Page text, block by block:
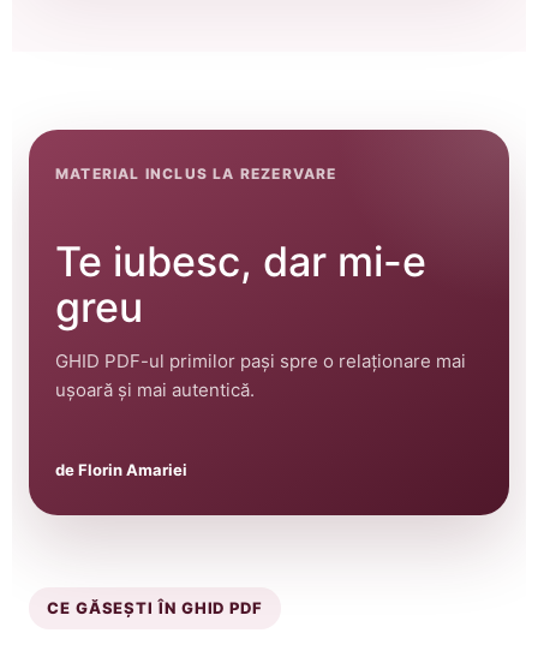
MATERIAL INCLUS LA REZERVARE
Te iubesc, dar mi-e
greu
GHID PDF-ul primilor pași spre o relaționare mai
ușoară și mai autentică.
de Florin Amariei
CE GĂSEȘTI ÎN GHID PDF